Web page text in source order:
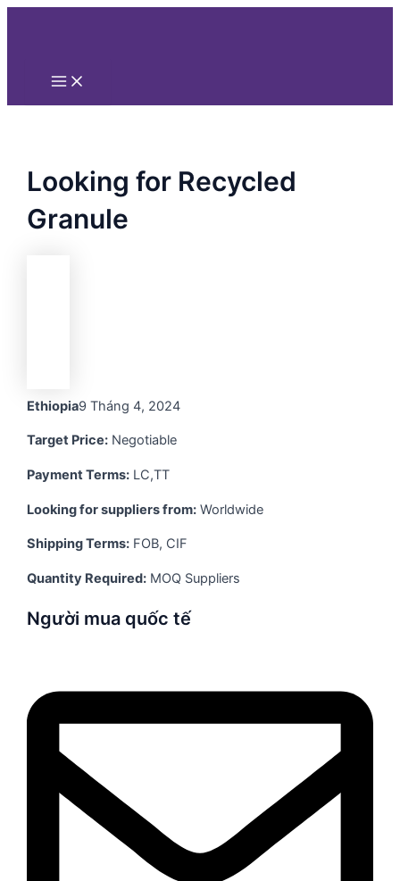
Nhảy
Main
Looking for Recycled
Granule
Ethiopia9 Tháng 4, 2024
Target Price: Negotiable
Payment Terms: LC,TT
Looking for suppliers from: Worldwide
Shipping Terms: FOB, CIF
Quantity Required: MOQ Suppliers
Người mua quốc tế